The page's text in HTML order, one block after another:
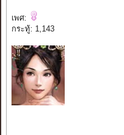
เพศ:
กระทู้: 1,143